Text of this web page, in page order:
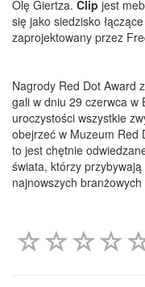
Olę Giertza. Clip jest
się jako siedzisko
zaprojektowany przez
Nagrody Red Dot Award
gali w dniu 29 czerwca w
uroczystości wszystkie
obejrzeć w Muzeum Red
to jest chętnie
świata, którzy
najnowszych branżowych